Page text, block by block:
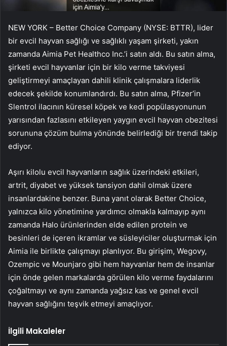
NEW YORK – Better Choice Company (NYSE: BTTR), lider
bir evcil hayvan sağlığı ve sağlıklı yaşam şirketi, yakın
zamanda Aimia Pet Healthco Inc.’i satın aldı. Bu satın alma,
şirketi evcil hayvanlar için bir kilo verme takviyesi
geliştirmeyi amaçlayan dahili klinik çalışmalara liderlik
edecek şekilde konumlandırdı. Bu satın alma, Pfizer’in
Slentrol ilacının küresel köpek ve kedi popülasyonunun
yarısından fazlasını etkileyen yaygın evcil hayvan obezitesi
sorununa çözüm bulma yönünde belirlediği bir trendi takip
ediyor.
Aşırı kilolu evcil hayvanların sağlık üzerindeki etkileri,
artrit, diyabet ve yüksek tansiyon dahil olmak üzere
insanlardakine benzer. Buna yanıt olarak Better Choice,
yalnızca kilo yönetimine yardımcı olmakla kalmayıp aynı
zamanda Halo ürünlerinden elde edilen protein ve
besinleri de içeren ikramlar ve süsleyiciler oluşturmak için
Aimia ile birlikte çalışmayı planlıyor. Bu girişim, Wegovy,
Ozempic ve Mounjaro gibi hem hayvanlar hem de insanlar
için önde gelen markalarda görülen kilo verme faydalarını
çoğaltmayı ve aynı zamanda yağsız kas ve genel evcil
hayvan sağlığını teşvik etmeyi amaçlıyor.
İlgili Makaleler